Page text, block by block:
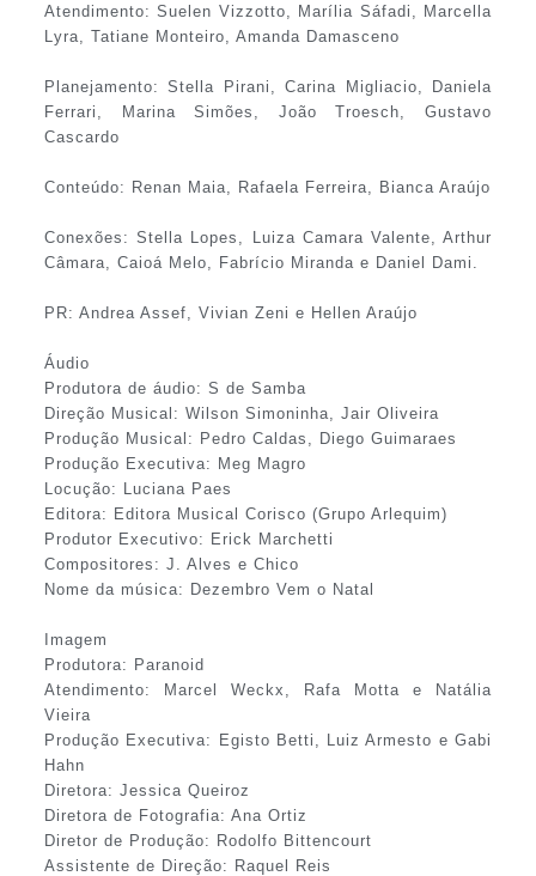
Atendimento: Suelen Vizzotto, Marília Sáfadi, Marcella
Lyra, Tatiane Monteiro, Amanda Damasceno
Planejamento: Stella Pirani, Carina Migliacio, Daniela
Ferrari, Marina Simões, João Troesch, Gustavo
Cascardo
Conteúdo: Renan Maia, Rafaela Ferreira, Bianca Araújo
Conexões: Stella Lopes, Luiza Camara Valente, Arthur
Câmara, Caioá Melo, Fabrício Miranda e Daniel Dami.
PR: Andrea Assef, Vivian Zeni e Hellen Araújo
Áudio
Produtora de áudio: S de Samba
Direção Musical: Wilson Simoninha, Jair Oliveira
Produção Musical: Pedro Caldas, Diego Guimaraes
Produção Executiva: Meg Magro
Locução: Luciana Paes
Editora: Editora Musical Corisco (Grupo Arlequim)
Produtor Executivo: Erick Marchetti
Compositores: J. Alves e Chico
Nome da música: Dezembro Vem o Natal
Imagem
Produtora: Paranoid
Atendimento: Marcel Weckx, Rafa Motta e Natália
Vieira
Produção Executiva: Egisto Betti, Luiz Armesto e Gabi
Hahn
Diretora: Jessica Queiroz
Diretora de Fotografia: Ana Ortiz
Diretor de Produção: Rodolfo Bittencourt
Assistente de Direção: Raquel Reis